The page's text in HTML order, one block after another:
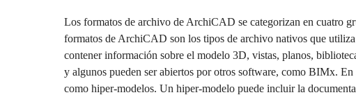
Los formatos de archivo de ArchiCAD se categorizan en cuatro
formatos de ArchiCAD son los tipos de archivo nativos que
contener información sobre el modelo 3D, vistas, planos,
y algunos pueden ser abiertos por otros software, como BIMx.
como hiper-modelos. Un hiper-modelo puede incluir la